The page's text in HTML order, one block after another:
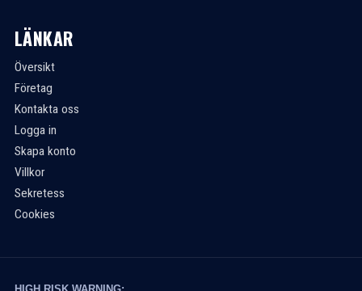
LÄNKAR
Översikt
Företag
Kontakta oss
Logga in
Skapa konto
Villkor
Sekretess
Cookies